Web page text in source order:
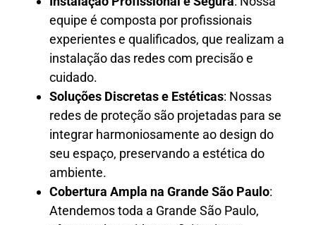
equipe é composta por profissionais
experientes e qualificados, que realizam a
instalação das redes com precisão e
cuidado.
Soluções Discretas e Estéticas: Nossas
redes de proteção são projetadas para se
integrar harmoniosamente ao design do
seu espaço, preservando a estética do
ambiente.
Cobertura Ampla na Grande São Paulo:
Atendemos toda a Grande São Paulo,